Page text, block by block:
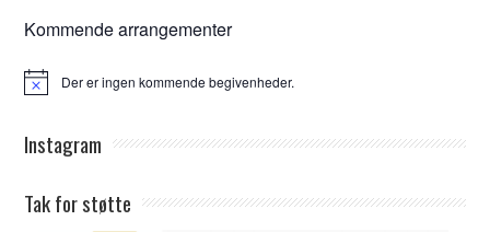
Kommende arrangementer
Notice Der er ingen kommende begivenheder.
Instagram
Tak for støtte